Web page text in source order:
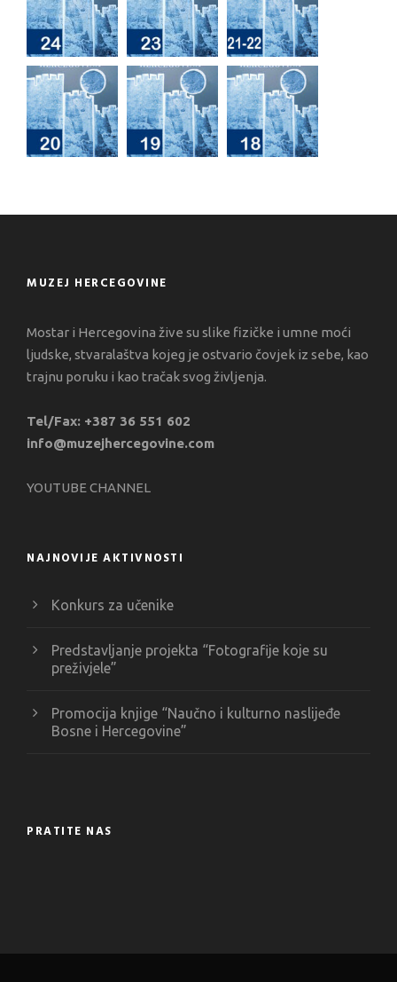
MUZEJ HERCEGOVINE
Mostar i Hercegovina žive su slike fizičke i umne moći
ljudske, stvaralaštva kojeg je ostvario čovjek iz sebe, kao
trajnu poruku i kao tračak svog življenja.
Tel/Fax: +387 36 551 602
info@muzejhercegovine.com
YOUTUBE CHANNEL
NAJNOVIJE AKTIVNOSTI
Konkurs za učenike
Predstavljanje projekta “Fotografije koje su
preživjele”
Promocija knjige “Naučno i kulturno naslijeđe
Bosne i Hercegovine”
PRATITE NAS